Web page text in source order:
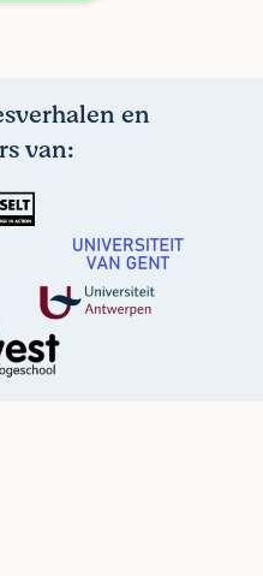
en
van: